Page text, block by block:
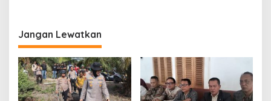
Jangan Lewatkan